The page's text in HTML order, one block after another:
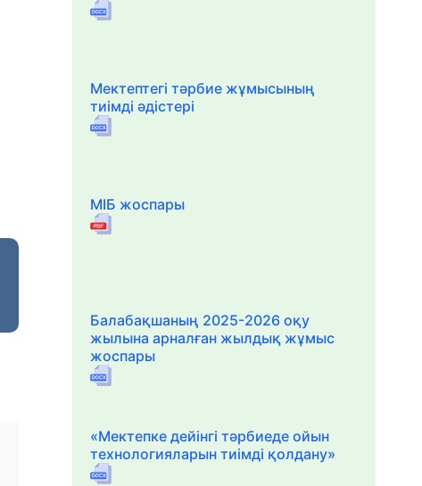
Мектептегі тәрбие жұмысының
тиімді әдістері
МІБ жоспары
Балабақшаның 2025-2026 оқу
жылына арналған жылдық жұмыс
жоспары
«Мектепке дейінгі тәрбиеде ойын
технологияларын тиімді қолдану»